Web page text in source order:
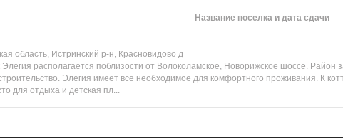
Название поселка и дата сдачи
область, Истринский р-н, Красновидово д
Элегия располагается поблизости от Волоколамское, Новорижское шоссе. Район
Элегия имеет все необходимое для комфортного проживания. К
для отдыха и детская пл...